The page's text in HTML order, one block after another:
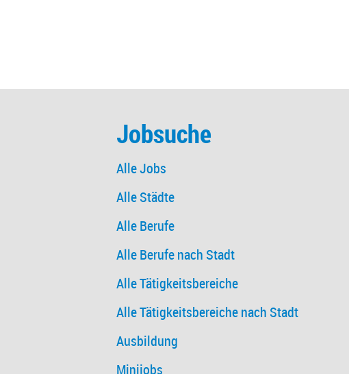
Jobsuche
Alle Jobs
Alle Städte
Alle Berufe
Alle Berufe nach Stadt
Alle Tätigkeitsbereiche
Alle Tätigkeitsbereiche nach Stadt
Ausbildung
Minijobs